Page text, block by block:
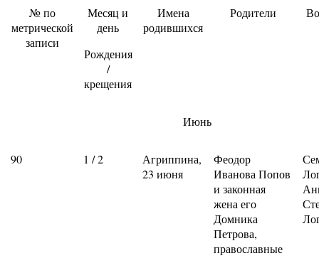
№ по
метрической
записи
Месяц и
день
Рождения
/
крещения
Имена
родившихся
Родители
Июнь
90 1 / 2
Агриппина,
23 июня
Феодор
Иванова Попов
и законная
жена его
Домника
Петрова,
православные